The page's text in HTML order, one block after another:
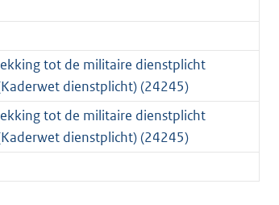
tot de militaire dienstplicht
dienstplicht) (24245)
tot de militaire dienstplicht
dienstplicht) (24245)